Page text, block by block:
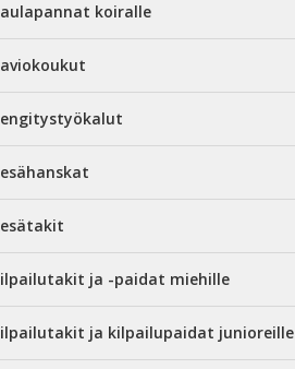
koiralle
ja -paidat miehille
ja kilpailupaidat junioreille